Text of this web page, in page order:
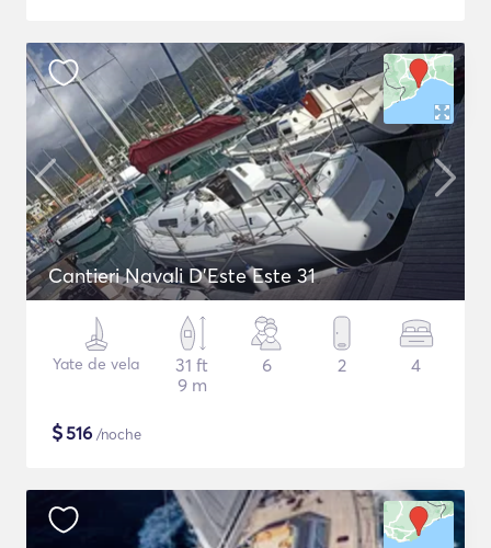
Cantieri Navali D'Este Este 31
Yate de vela
31 ft
9 m
6 2 4
$516 /noche